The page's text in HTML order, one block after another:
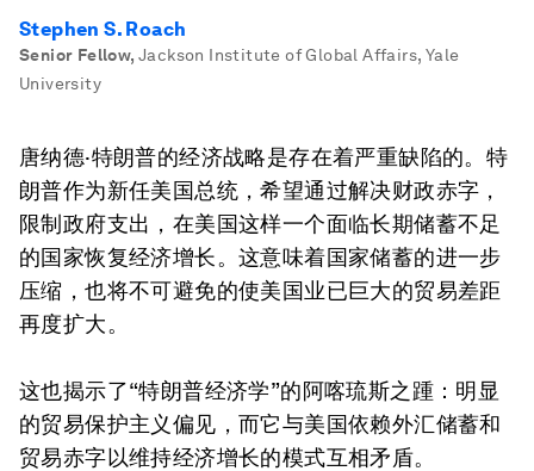
Stephen S. Roach
Senior Fellow, Jackson Institute of Global Affairs, Yale
University
唐纳德·特朗普的经济战略是存在着严重缺陷的。特
朗普作为新任美国总统，希望通过解决财政赤字，
限制政府支出，在美国这样一个面临长期储蓄不足
的国家恢复经济增长。这意味着国家储蓄的进一步
压缩，也将不可避免的使美国业已巨大的贸易差距
再度扩大。
这也揭示了“特朗普经济学”的阿喀琉斯之踵：明显
的贸易保护主义偏见，而它与美国依赖外汇储蓄和
贸易赤字以维持经济增长的模式互相矛盾。